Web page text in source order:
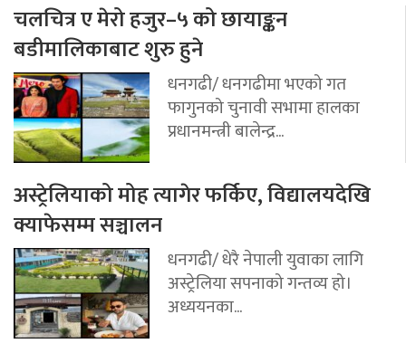
चलचित्र ए मेरो हजुर–५ को छायाङ्कन
बडीमालिकाबाट शुरु हुने
धनगढी/ धनगढीमा भएको गत
फागुनको चुनावी सभामा हालका
प्रधानमन्त्री बालेन्द्र...
अस्ट्रेलियाको मोह त्यागेर फर्किए, विद्यालयदेखि
क्याफेसम्म सञ्चालन
धनगढी/ धेरै नेपाली युवाका लागि
अस्ट्रेलिया सपनाको गन्तव्य हो।
अध्ययनका...